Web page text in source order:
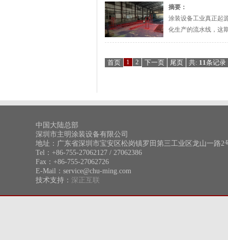
摘要：
涂装设备工业真正起
化生产的流水线，这
首页 1 2 下一页 尾页 共: 11条记录
中国大陆总部
深圳市主明涂装设备有限公司
地址：广东省深圳市宝安区松岗镇罗田第三工业区龙山一路2
Tel：+86-755-27062127 / 27062386
Fax：+86-755-27062726
E-Mail：service@chu-ming.com
技术支持： 深正互联